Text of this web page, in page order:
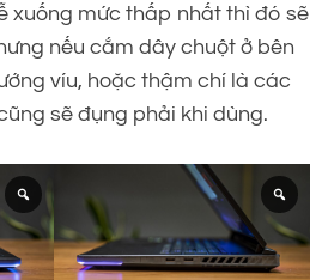
xuống mức thấp nhất thì đó sẽ
nếu cắm dây chuột ở bên
víu, hoặc thậm chí là các
sẽ đụng phải khi dùng.